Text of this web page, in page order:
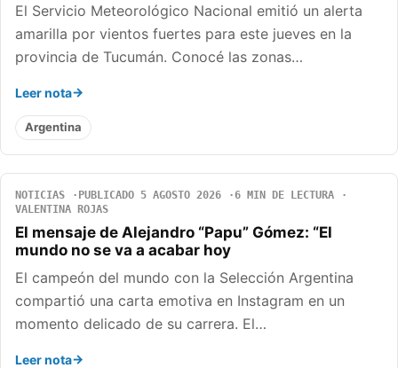
El Servicio Meteorológico Nacional emitió un alerta
amarilla por vientos fuertes para este jueves en la
provincia de Tucumán. Conocé las zonas…
Leer nota
Argentina
NOTICIAS PUBLICADO 5 AGOSTO 2026
6 MIN DE LECTURA
VALENTINA ROJAS
El mensaje de Alejandro “Papu” Gómez: “El
mundo no se va a acabar hoy
El campeón del mundo con la Selección Argentina
compartió una carta emotiva en Instagram en un
momento delicado de su carrera. El…
Leer nota